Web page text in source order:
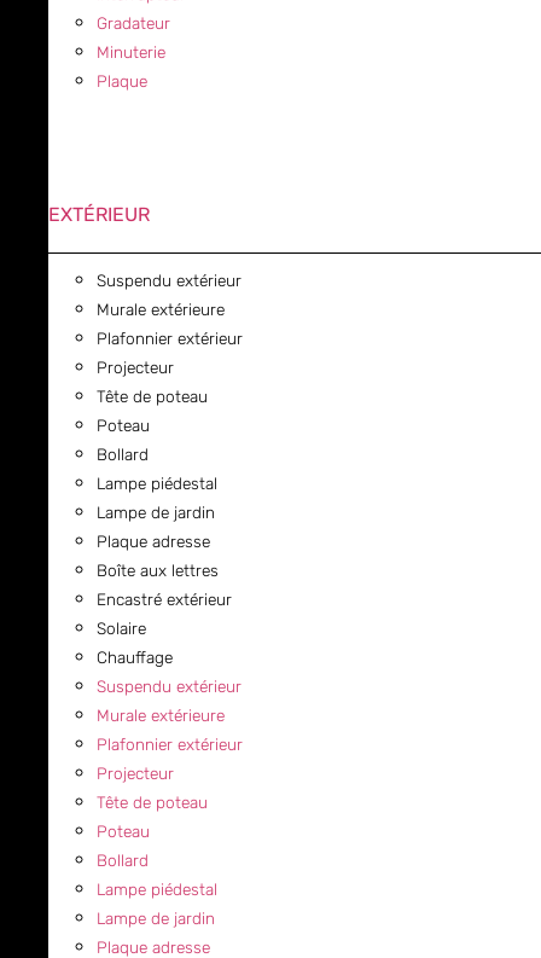
Gradateur
Minuterie
Plaque
EXTÉRIEUR
Suspendu extérieur
Murale extérieure
Plafonnier extérieur
Projecteur
Tête de poteau
Poteau
Bollard
Lampe piédestal
Lampe de jardin
Plaque adresse
Boîte aux lettres
Encastré extérieur
Solaire
Chauffage
Suspendu extérieur
Murale extérieure
Plafonnier extérieur
Projecteur
Tête de poteau
Poteau
Bollard
Lampe piédestal
Lampe de jardin
Plaque adresse